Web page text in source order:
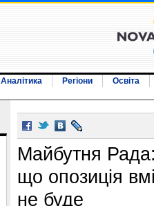
Аналітика Регіони
Освіта
Майбутня
що опозиція
не буде